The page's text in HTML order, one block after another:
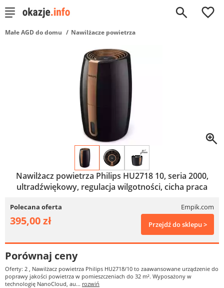
0
Małe AGD do domu Nawilżacze powietrza
Nawilżacz powietrza Philips HU2718 10, seria 2000,
ultradźwiękowy, regulacja wilgotności, cicha praca
Polecana oferta Empik.com
395,00 zł Przejdź do sklepu >
Porównaj ceny
Oferty: 2 , Nawilżacz powietrza Philips HU2718/10 to zaawansowane urządzenie do
poprawy jakości powietrza w pomieszczeniach do 32 m². Wyposażony w
technologię NanoCloud, au... rozwiń